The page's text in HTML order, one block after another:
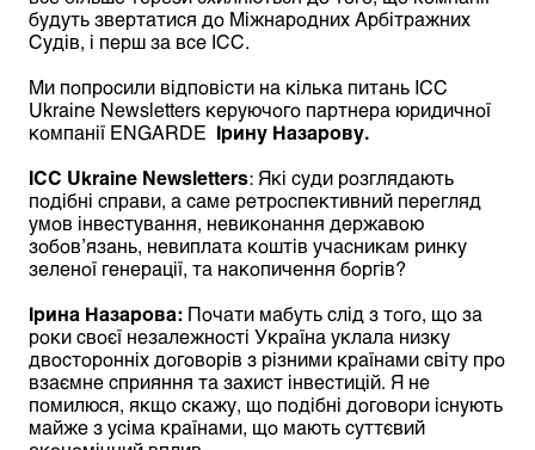
будуть звертатися до Міжнародних Арбітражних
Судів, і перш за все ІСС.
Ми попросили відповісти на кілька питань ICC
Ukraine Newsletters керуючого партнера юридичної
компанії ENGARDE Ірину Назарову.
ICC Ukraine Newsletters: Які суди розглядають
подібні справи, а саме ретроспективний перегляд
умов інвестування, невиконання державою
зобов’язань, невиплата коштів учасникам ринку
зеленої генерації, та накопичення боргів?
Ірина Назарова: Почати мабуть слід з того, що за
роки своєї незалежності Україна уклала низку
двосторонніх договорів з різними країнами світу про
взаємне сприяння та захист інвестицій. Я не
помилюся, якщо скажу, що подібні договори існують
майже з усіма країнами, що мають суттєвий